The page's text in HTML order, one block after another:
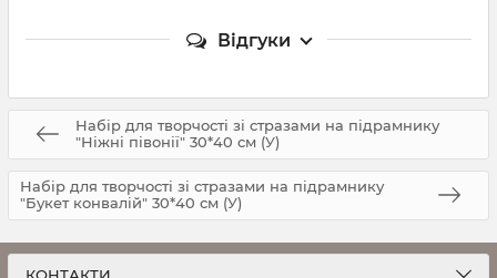
Відгуки
Набір для творчості зі стразами на підрамнику
"Ніжні півонії" 30*40 см (У)
Набір для творчості зі стразами на підрамнику
"Букет конвалій" 30*40 см (У)